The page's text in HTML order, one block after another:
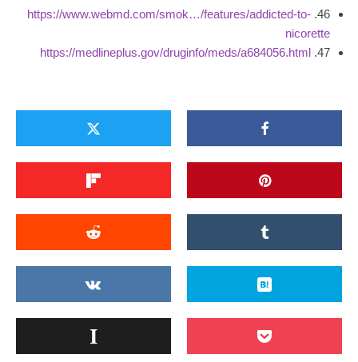
46.
https://www.webmd.com/smok…/features/addicted-to-
nicorette
47.
https://medlineplus.gov/druginfo/meds/a684056.html